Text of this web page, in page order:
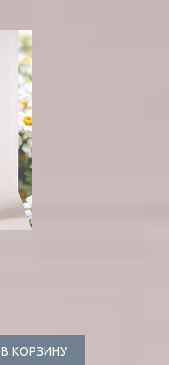
В КОРЗИНУ